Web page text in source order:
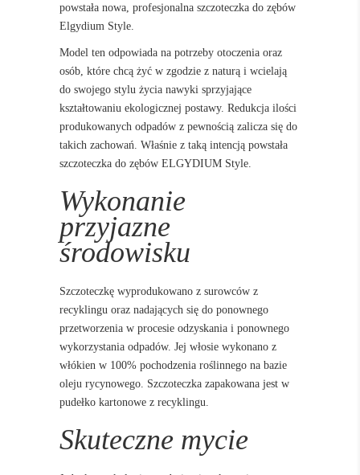
powstała nowa, profesjonalna szczoteczka do zębów
Elgydium Style.
Model ten odpowiada na potrzeby otoczenia oraz
osób, które chcą żyć w zgodzie z naturą i wcielają
do swojego stylu życia nawyki sprzyjające
kształtowaniu ekologicznej postawy. Redukcja ilości
produkowanych odpadów z pewnością zalicza się do
takich zachowań. Właśnie z taką intencją powstała
szczoteczka do zębów ELGYDIUM Style.
Wykonanie
przyjazne
środowisku
Szczoteczkę wyprodukowano z surowców z
recyklingu oraz nadających się do ponownego
przetworzenia w procesie odzyskania i ponownego
wykorzystania odpadów. Jej włosie wykonano z
włókien w 100% pochodzenia roślinnego na bazie
oleju rycynowego. Szczoteczka zapakowana jest w
pudełko kartonowe z recyklingu.
Skuteczne mycie